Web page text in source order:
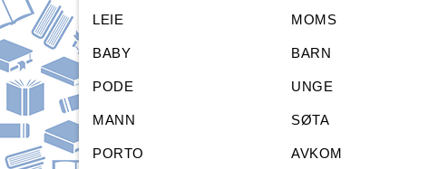
LEIE MOMS
BABY BARN
PODE UNGE
MANN SØTA
PORTO AVKOM